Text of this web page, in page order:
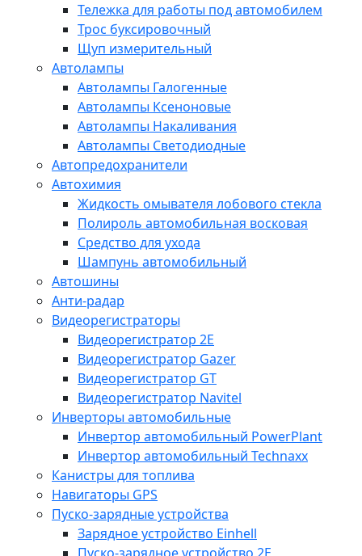
Тележка для работы под автомобилем
Трос буксировочный
Щуп измерительный
Автолампы
Автолампы Галогенные
Автолампы Ксеноновые
Автолампы Накаливания
Автолампы Светодиодные
Автопредохранители
Автохимия
Жидкость омывателя лобового стекла
Полироль автомобильная восковая
Средство для ухода
Шампунь автомобильный
Автошины
Анти-радар
Видеорегистраторы
Видеорегистратор 2E
Видеорегистратор Gazer
Видеорегистратор GT
Видеорегистратор Navitel
Инверторы автомобильные
Инвертор автомобильный PowerPlant
Инвертор автомобильный Technaxx
Канистры для топлива
Навигаторы GPS
Пуско-зарядные устройства
Зарядное устройство Einhell